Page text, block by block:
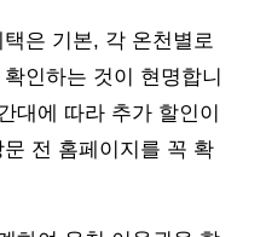
은 기본, 각 온천별로
인하는 것이 현명합니
대에 따라 추가 할인이
전 홈페이지를 꼭 확